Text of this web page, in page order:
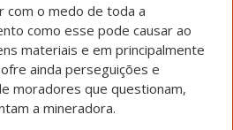
com o medo de toda a
como esse pode causar ao
materiais e em principalmente
ainda perseguições e
moradores que questionam,
a mineradora.